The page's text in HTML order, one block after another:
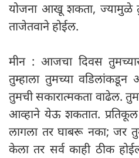
योजना आखू शकता, ज्यामुळे
ताजेतवाने होईल.
मीन : आजचा दिवस
तुम्हाला तुमच्या वडिलांकडून
तुमची सकारात्मकता वाढेल.
आव्हाने येऊ शकतात. प्रतिकूल
लागला तर घाबरू नका; जर
केला तर सर्व काही ठीक